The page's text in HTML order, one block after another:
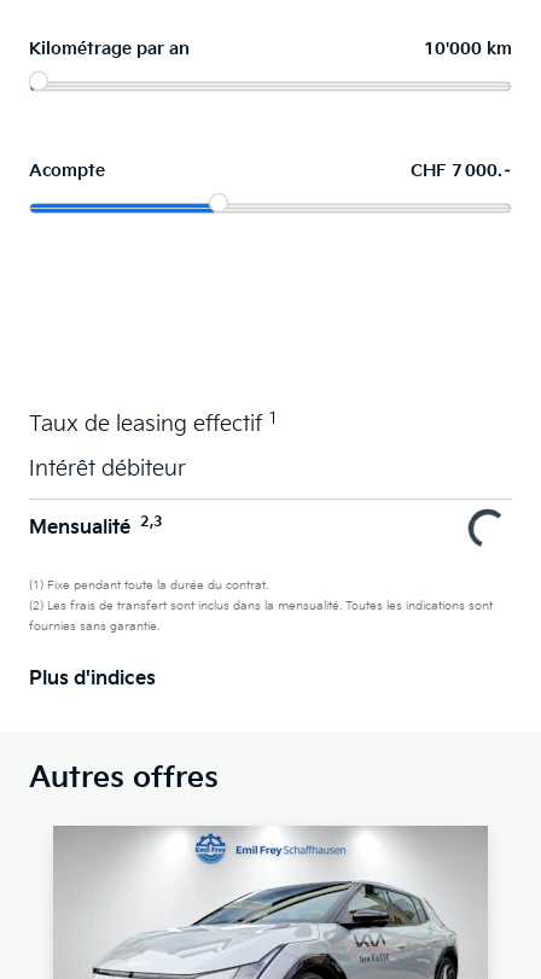
Kilométrage par an 10'000 km
Acompte CHF 7 000.–
Taux de leasing effectif 1
Intérêt débiteur
Mensualité 2,3
(1) Fixe pendant toute la durée du contrat.
(2) Les frais de transfert sont inclus dans la mensualité. Toutes les indications sont
fournies sans garantie.
Plus d'indices
Autres offres